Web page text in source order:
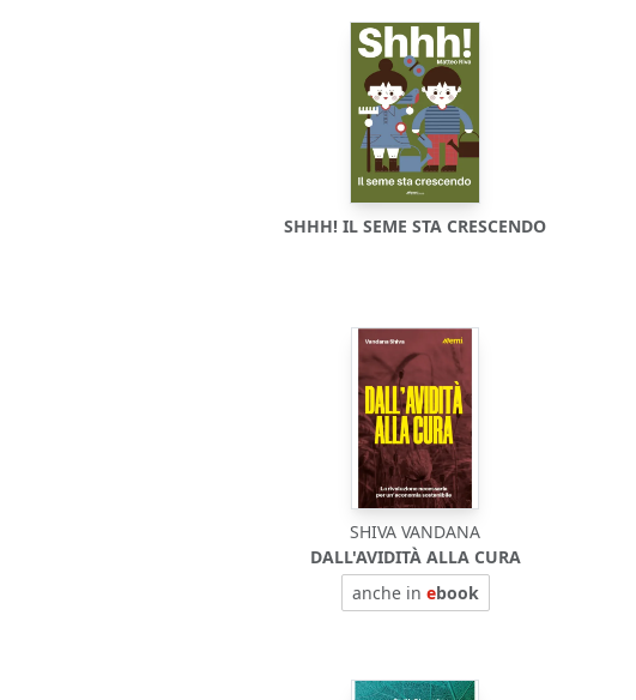
SHHH! IL SEME STA CRESCENDO
SHIVA VANDANA
DALL'AVIDITÀ ALLA CURA
anche in ebook